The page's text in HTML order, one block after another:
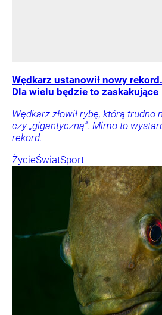
Wędkarz ustanowił nowy
Dla wielu będzie to zaskakujące
Wędkarz złowił rybę, którą trudno
czy „gigantyczną”. Mimo to
rekord.
ŻycieŚwiatSport